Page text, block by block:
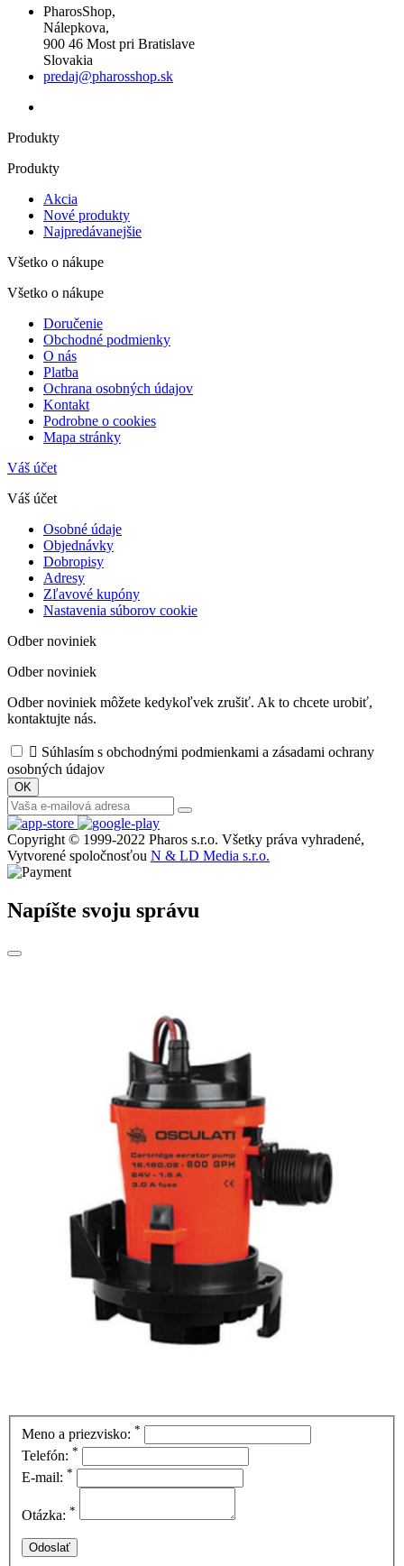
PharosShop,
Nálepkova,
900 46 Most pri Bratislave
Slovakia
predaj@pharosshop.sk
Produkty
Produkty
Akcia
Nové produkty
Najpredávanejšie
Všetko o nákupe
Všetko o nákupe
Doručenie
Obchodné podmienky
O nás
Platba
Ochrana osobných údajov
Kontakt
Podrobne o cookies
Mapa stránky
Váš účet
Váš účet
Osobné údaje
Objednávky
Dobropisy
Adresy
Zľavové kupóny
Nastavenia súborov cookie
Odber noviniek
Odber noviniek
Odber noviniek môžete kedykoľvek zrušiť. Ak to chcete urobiť,
kontaktujte nás.
 Súhlasím s obchodnými podmienkami a zásadami ochrany
osobných údajov
Copyright © 1999-2022 Pharos s.r.o. Všetky práva vyhradené,
Vytvorené spoločnosťou N & LD Media s.r.o.
Napíšte svoju správu
Meno a priezvisko: *
Telefón: *
E-mail: *
Otázka: *